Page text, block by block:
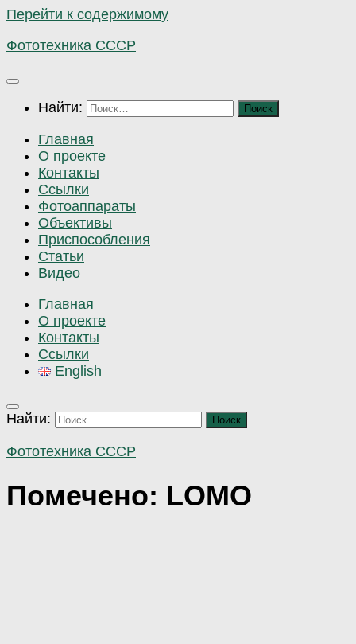
Перейти к содержимому
Фототехника СССР
Найти:
Главная
О проекте
Контакты
Ссылки
Фотоаппараты
Объективы
Приспособления
Статьи
Видео
Главная
О проекте
Контакты
Ссылки
English
Найти:
Фототехника СССР
Помечено: LOMO